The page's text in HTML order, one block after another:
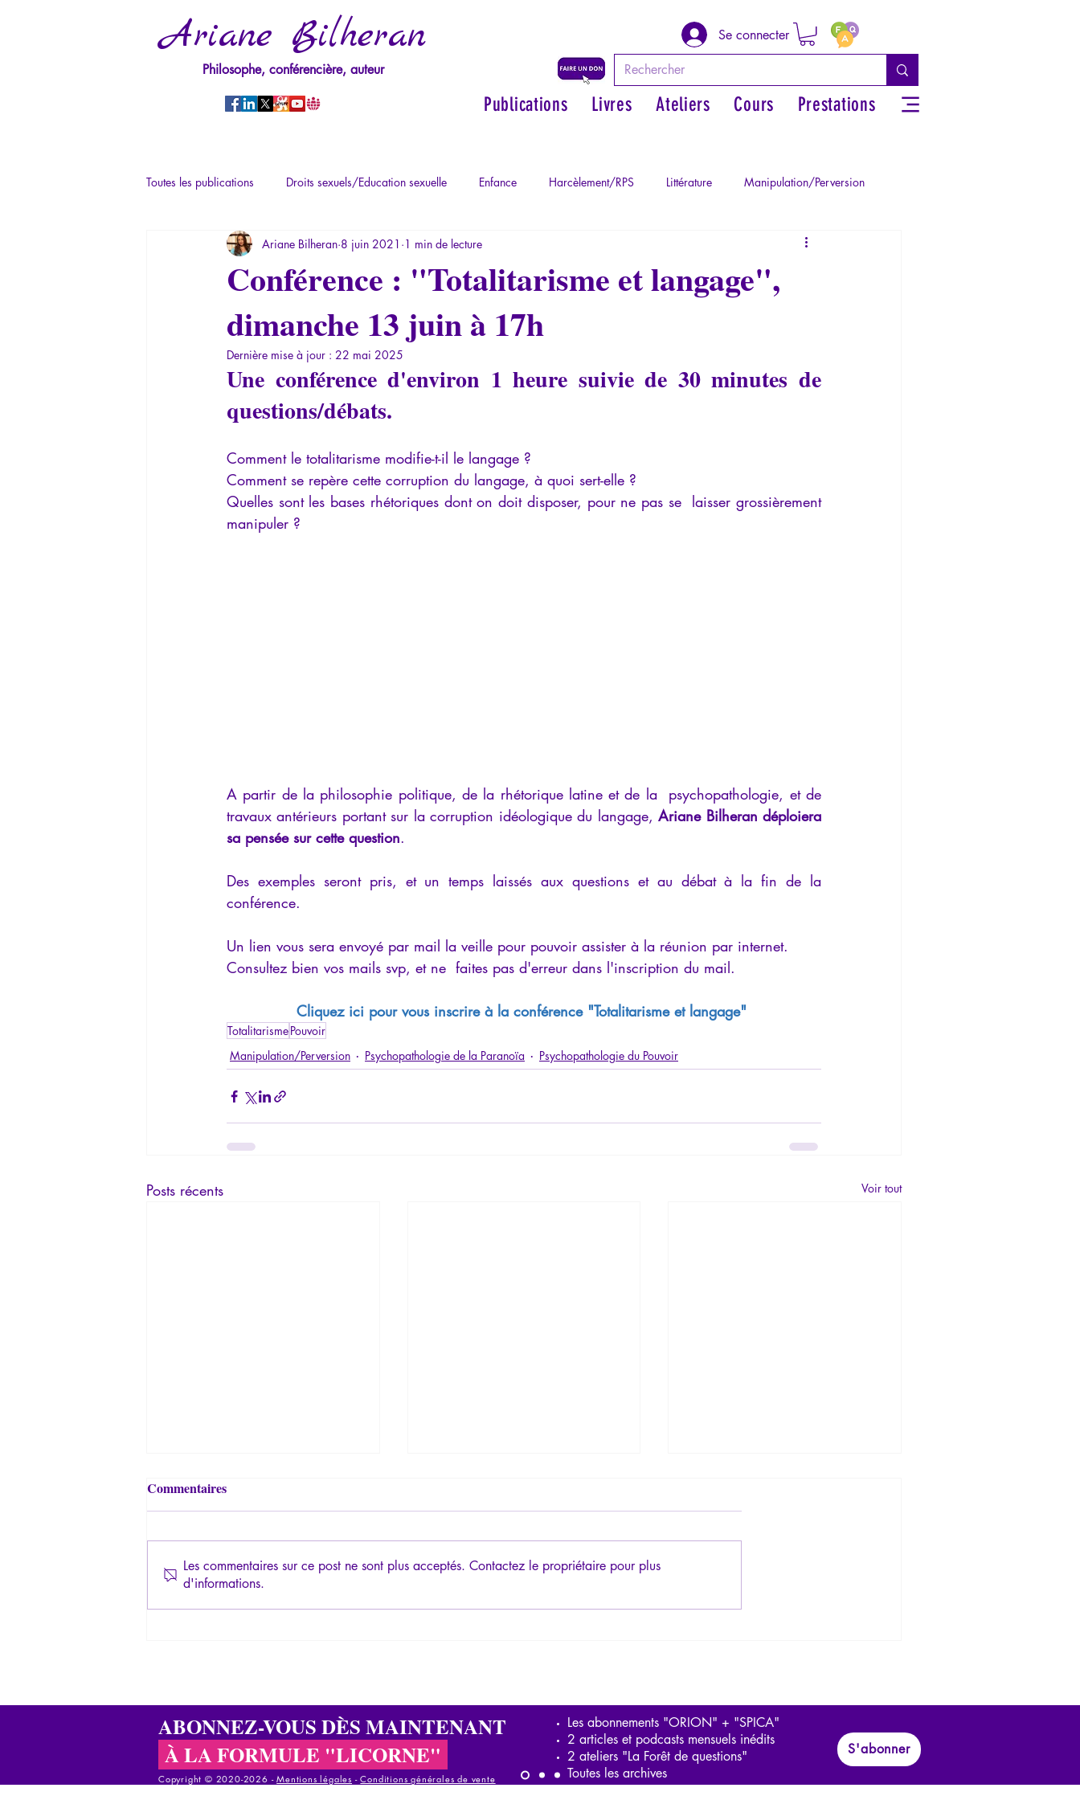
Ariane Bilheran
Philosophe, conférencière, auteur
Se connecter
Publications Livres Ateliers Cours Prestations
Toutes les publications Droits sexuels/Education sexuelle Enfance Harcèlement/RPS Littérature Manipulation/Perversion
Mythologie - Savoir des Anciens Philosopher par les mythes grecs
Psychopathologie du Pouvoir Psychopathologie du Totalitarisme
La Lucarne Articles Interviews Psychopathologie de l'Autorité Recensions Psychose Temporalité
Conférence : "Totalitarisme et langage",
dimanche 13 juin à 17h
Ariane Bilheran 8 juin 2021 1 min de lecture
Dernière mise à jour : 22 mai 2025
Une conférence d'environ 1 heure suivie de 30 minutes de
questions/débats.
Comment le totalitarisme modifie-t-il le langage ?
Comment se repère cette corruption du langage, à quoi sert-elle ?
Quelles sont les bases rhétoriques dont on doit disposer, pour ne pas se  laisser grossièrement
manipuler ?
A partir de la philosophie politique, de la rhétorique latine et de la  psychopathologie, et de
travaux antérieurs portant sur la corruption idéologique du langage, Ariane Bilheran déploiera
sa pensée sur cette question.
Des exemples seront pris, et un temps laissés aux questions et au débat à la fin de la
conférence.
Un lien vous sera envoyé par mail la veille pour pouvoir assister à la réunion par internet.
Consultez bien vos mails svp, et ne  faites pas d'erreur dans l'inscription du mail.
Cliquez ici pour vous inscrire à la conférence "Totalitarisme et langage"
TotalitarismePouvoir
Manipulation/Perversion
Psychopathologie de la Paranoïa Psychopathologie du Pouvoir
Posts récents Voir tout
Psychopathologie du
Psychopathologie du
Les rouages du totalitarisme
Commentaires
Les commentaires sur ce post ne sont plus acceptés. Contactez le propriétaire pour plus
d'informations.
ABONNEZ-VOUS DÈS MAINTENANT
À LA FORMULE "LICORNE"
Copyright © 2020-2026 - ​Mentions légales -Conditions générales de vente
Les abonnements "ORION" + "SPICA"
2 articles et podcasts mensuels inédits
2 ateliers "La Forêt de questions"
Toutes les archives
S'abonner